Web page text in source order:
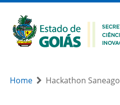
Home Hackathon Saneago